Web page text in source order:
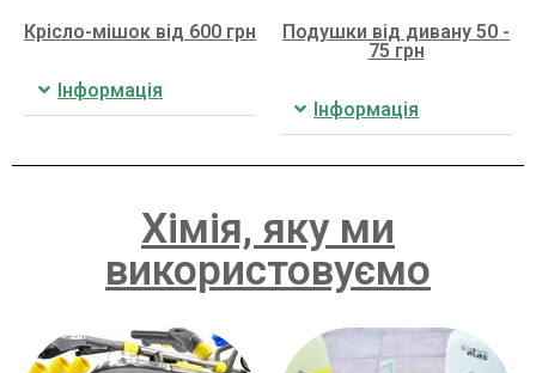
Крісло-мішок від 600 грн
Інформація
Подушки від дивану 50 -
75 грн
Інформація
Хімія, яку ми
використовуємо